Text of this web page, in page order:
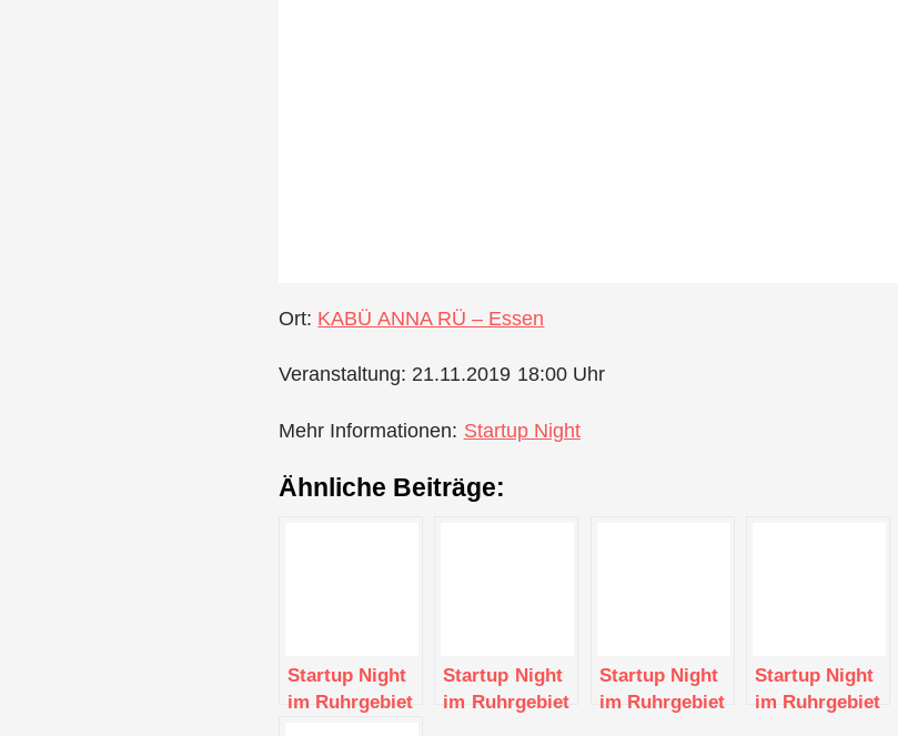
Ort: KABÜ ANNA RÜ – Essen
Veranstaltung: 21.11.2019 18:00 Uhr
Mehr Informationen: Startup Night
Ähnliche Beiträge:
Startup Night
im Ruhrgebiet
Startup Night
im Ruhrgebiet
Startup Night
im Ruhrgebiet
Startup Night
im Ruhrgebiet